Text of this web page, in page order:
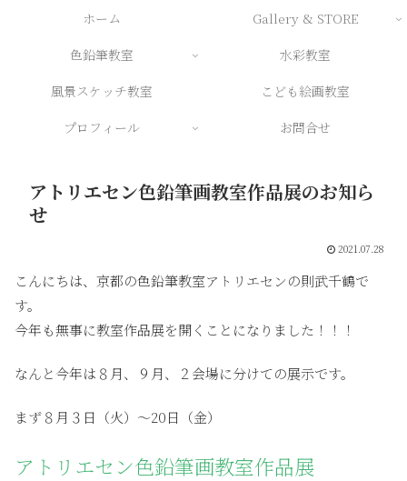
ホーム
Gallery & STORE
色鉛筆教室
水彩教室
風景スケッチ教室
こども絵画教室
プロフィール
お問合せ
アトリエセン色鉛筆画教室作品展のお知ら
せ
2021.07.28
こんにちは、京都の色鉛筆教室アトリエセンの則武千鶴で
す。
今年も無事に教室作品展を開くことになりました！！！
なんと今年は８月、９月、２会場に分けての展示です。
まず８月３日（火）〜20日（金）
アトリエセン色鉛筆画教室作品展